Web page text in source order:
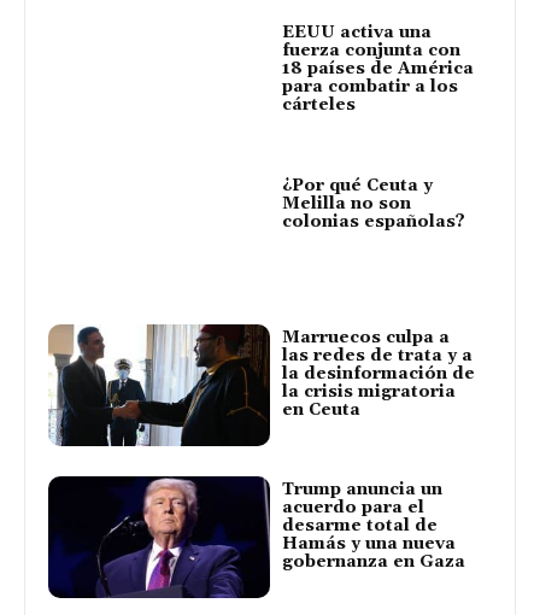
EEUU activa una
fuerza conjunta con
18 países de América
para combatir a los
cárteles
¿Por qué Ceuta y
Melilla no son
colonias españolas?
Marruecos culpa a
las redes de trata y a
la desinformación de
la crisis migratoria
en Ceuta
Trump anuncia un
acuerdo para el
desarme total de
Hamás y una nueva
gobernanza en Gaza